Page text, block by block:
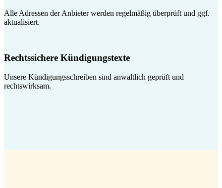
Alle Adressen der Anbieter werden regelmäßig überprüft und ggf.
aktualisiert.
Rechtssichere Kündigungstexte
Unsere Kündigungsschreiben sind anwaltlich geprüft und
rechtswirksam.